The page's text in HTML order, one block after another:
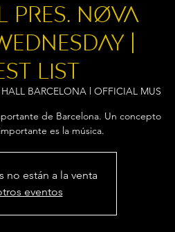
NØVA
|
List
BARCELONA l OFFICIAL MUS
de Barcelona. Un concepto
es la música.
no están a la venta
eventos